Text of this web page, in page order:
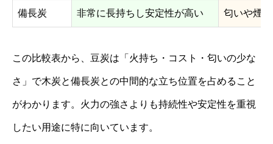
備長炭 非常に長持ちし安定性が高い 匂いや煙
この比較表から、豆炭は「火持ち・コスト・匂いの少な
さ」で木炭と備長炭との中間的な立ち位置を占めること
がわかります。火力の強さよりも持続性や安定性を重視
したい用途に特に向いています。